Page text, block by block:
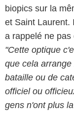
biopics sur la
et Saint Laurent.
a rappelé ne pas
"Cette optique
que cela
bataille ou de
officiel ou
gens n'ont plus